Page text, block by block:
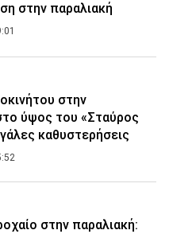
στην παραλιακή
στην
ύψος του «Σταύρος
καθυστερήσεις
στην παραλιακή: